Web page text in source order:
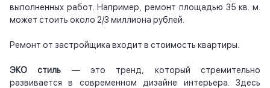
выполненных работ. Например, ремонт площадью 35 кв. м.
может стоить около 2/3 миллиона рублей.
Ремонт от застройщика входит в стоимость квартиры.
ЭКО стиль — это тренд, который стремительно
развивается в современном дизайне интерьера. Здесь